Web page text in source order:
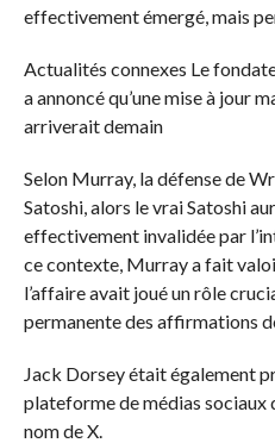
effectivement émergé, mais
Actualités connexes Le
a annoncé qu’une mise à jour
arriverait demain
Selon Murray, la défense de
Satoshi, alors le vrai Satoshi
effectivement invalidée par
ce contexte, Murray a fait
l’affaire avait joué un rôle
permanente des affirmations
Jack Dorsey était également
plateforme de médias sociaux
nom de X.